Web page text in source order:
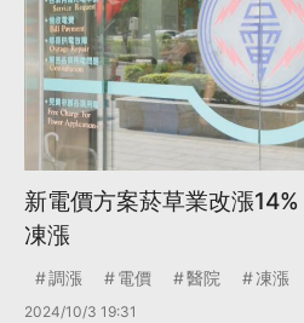
新電價方案菸草業改漲
凍漲
調漲 電價 醫院 凍漲
2024/10/3 19:31